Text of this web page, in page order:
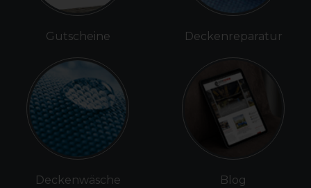
Gutscheine
Deckenwäsche
Deckenreparatur
Blog